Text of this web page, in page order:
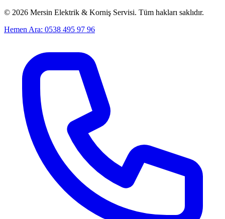
© 2026 Mersin Elektrik & Korniş Servisi. Tüm hakları saklıdır.
Hemen Ara: 0538 495 97 96